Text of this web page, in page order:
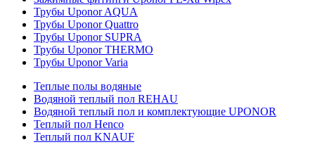
Трубы Uponor AQUA
Трубы Uponor Quattro
Трубы Uponor SUPRA
Трубы Uponor THERMO
Трубы Uponor Varia
Теплые полы водяные
Водяной теплый пол REHAU
Водяной теплый пол и комплектующие UPONOR
Теплый пол Henco
Теплый пол KNAUF